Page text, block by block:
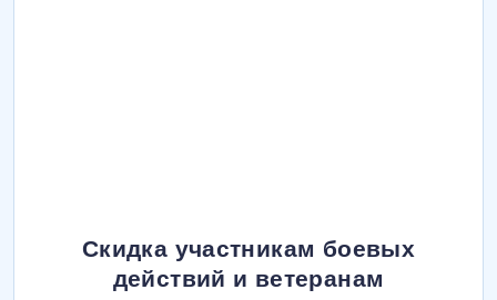
Скидка участникам боевых
действий и ветеранам